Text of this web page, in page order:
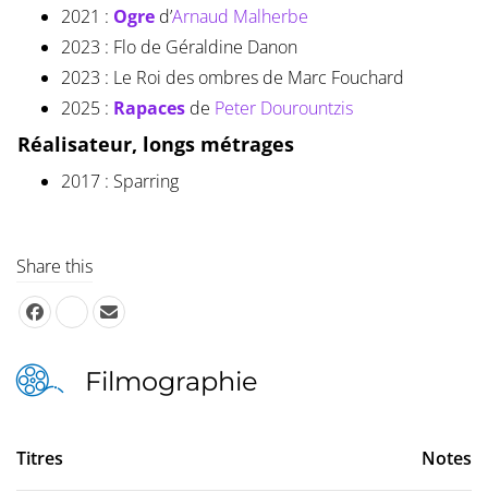
2021 : Ogred’Arnaud Malherbe
2023 : Flo de Géraldine Danon
2023 : Le Roi des ombres de Marc Fouchard
2025 : Rapaces de Peter Dourountzis
Réalisateur, longs métrages
2017 : Sparring
Share this
Filmographie
Titres Notes